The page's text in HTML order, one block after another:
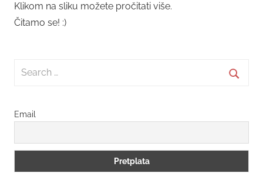
Klikom na sliku možete pročitati više.
Čitamo se! :)
Search
Email